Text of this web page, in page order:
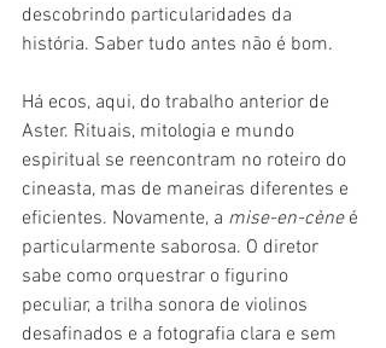
descobrindo particularidades da
história. Saber tudo antes não é bom.
Há ecos, aqui, do trabalho anterior de
Aster. Rituais, mitologia e mundo
espiritual se reencontram no roteiro do
cineasta, mas de maneiras diferentes e
eficientes. Novamente, a mise-en-cène é
particularmente saborosa. O diretor
sabe como orquestrar o figurino
peculiar, a trilha sonora de violinos
desafinados e a fotografia clara e sem